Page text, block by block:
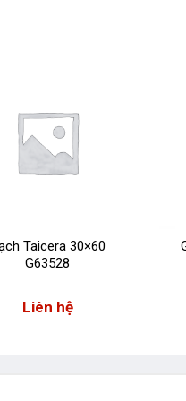
Taicera 30×60
G63528
Liên hệ